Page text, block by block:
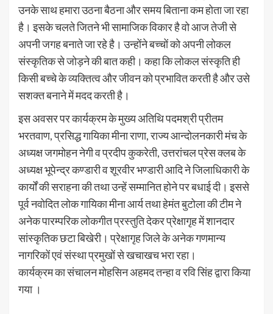
उनके साथ हमारा उठना बैठना और समय बिताना कम होता जा रहा
है। इसके चलते जितने भी सामाजिक विकार है वो आज तेजी से
अपनी जगह बनाते जा रहे है। उन्होंने बच्चों को अपनी लोकल
संस्कृतिक से जोड़ने की बात कही। कहा कि लोकल संस्कृति ही
किसी बच्चे के व्यक्तित्व और जीवन को प्रभावित करती है और उसे
सशक्त बनाने में मदद करती है।
इस अवसर पर कार्यक्रम के मुख्य अतिथि पदमश्री प्रीतम
भरतवाण, प्रसिद्ध गायिका मीना राणा, राज्य आन्दोलनकारी मंच के
अध्यक्ष जगमोहन नेगी व प्रदीप कुकरेती, उत्तरांचल प्रेस क्लब के
अध्यक्ष भूपेन्द्र कण्डारी व शूरवीर भण्डारी आदि ने जिलाधिकारी के
कार्यों की सराहना की तथा उन्हें सम्मानित होने पर बधाई दी। इससे
पूर्व नवोदित लोक गायिका मीना आर्य तथा हेमंत बुटोला की टीम ने
अनेक पारम्परिक लोकगीत प्रस्तुति देकर प्रेक्षागृह में शानदार
सांस्कृतिक छटा बिखेरी। प्रेक्षागृह जिले के अनेक गणमान्य
नागरिकों एवं संस्था प्रमुखों से खचाखच भरा रहा।
कार्यक्रम का संचालन मोहसिन अहमद तन्हा व रवि सिंह द्वारा किया
गया ।